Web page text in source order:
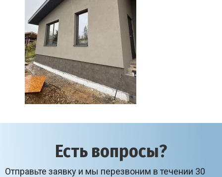
Есть вопросы?
Отправьте заявку и мы перезвоним в течении 30